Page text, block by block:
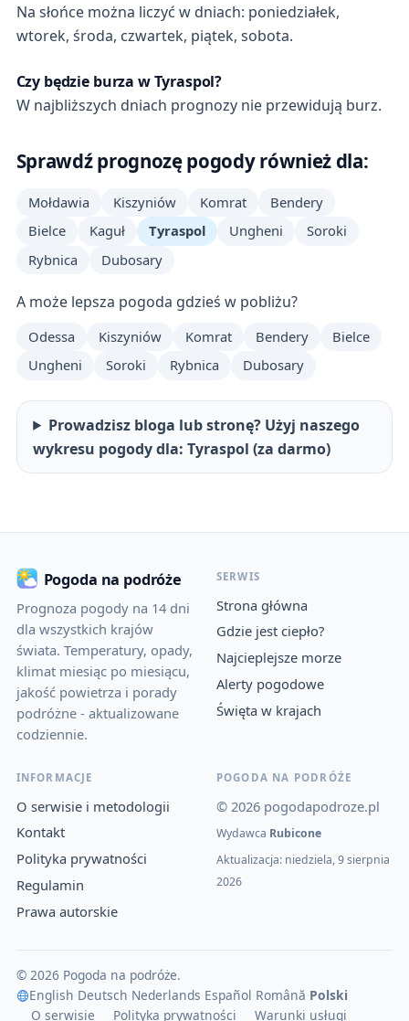
Na słońce można liczyć w dniach: poniedziałek,
wtorek, środa, czwartek, piątek, sobota.
Czy będzie burza w Tyraspol?
W najbliższych dniach prognozy nie przewidują burz.
Sprawdź prognozę pogody również dla:
Mołdawia Kiszyniów Komrat
Bendery
Bielce
Kaguł Tyraspol Ungheni
Soroki
Rybnica
Dubosary
A może lepsza pogoda gdzieś w pobliżu?
Odessa Kiszyniów Komrat Bendery
Bielce
Ungheni
Soroki Rybnica Dubosary
Prowadzisz bloga lub stronę? Użyj naszego
wykresu pogody dla: Tyraspol (za darmo)
Pogoda na podróże
Prognoza pogody na 14 dni
dla wszystkich krajów
świata. Temperatury, opady,
klimat miesiąc po miesiącu,
jakość powietrza i porady
podróżne - aktualizowane
codziennie.
SERWIS
Strona główna
Gdzie jest ciepło?
Najcieplejsze morze
Alerty pogodowe
Święta w krajach
INFORMACJE
O serwisie i metodologii
Kontakt
Polityka prywatności
Regulamin
Prawa autorskie
POGODA NA PODRÓŻE
© 2026 pogodapodroze.pl
Wydawca Rubicone
Aktualizacja: niedziela, 9 sierpnia
2026
© 2026 Pogoda na podróże.
English Deutsch Nederlands Español Română Polski
O serwisie
Polityka prywatności Warunki usługi